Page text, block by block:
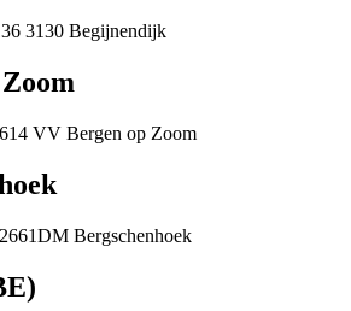
3130 Begijnendijk
VV Bergen op Zoom
Bergschenhoek